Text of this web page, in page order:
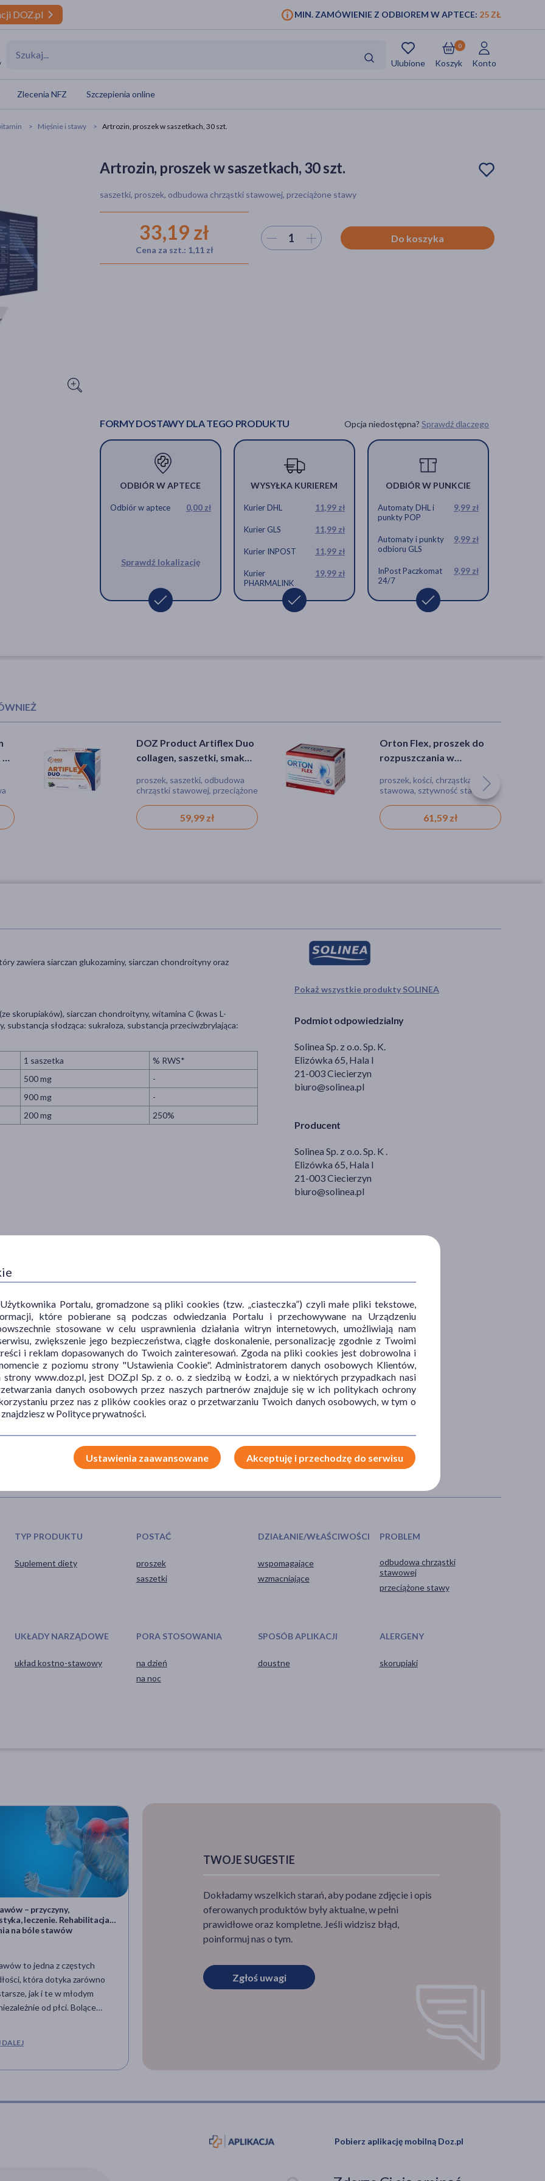
DOZ.pl MIN. ZAMÓWIENIE Z ODBIOREM W APTECE: 25 ZŁ
Ulubione Koszyk
0
Konto
Zlecenia NFZ Szczepienia online
Mięśnie i stawy Artrozin, proszek w saszetkach, 30 szt.
Artrozin, proszek w saszetkach, 30 szt.
saszetki, proszek, odbudowa chrząstki stawowej, przeciążone stawy
33,19 zł
Cena za szt.: 1,11 zł
Wybierz ilość Do koszyka
FORMY DOSTAWY DLA TEGO PRODUKTU Opcja niedostępna? Sprawdź dlaczego
ODBIÓR W APTECE
Odbiór w aptece 0,00 zł
Sprawdź lokalizację
WYSYŁKA KURIEREM
Kurier DHL 11,99 zł
Kurier GLS 11,99 zł
Kurier INPOST 11,99 zł
Kurier
PHARMALINK
19,99 zł
ODBIÓR W PUNKCIE
Automaty DHL i
punkty POP
9,99 zł
Automaty i punkty
odbioru GLS
9,99 zł
InPost Paczkomat
24/7
9,99 zł
DOZ Product Artiflex Duo
collagen, saszetki, smak
proszek, saszetki, odbudowa
chrząstki stawowej, przeciążone
59,99 zł
Orton Flex, proszek do
rozpuszczania w
proszek, kości, chrząstka, maź
stawowa, sztywność stawów
61,59 zł
Proflexin, proszek, 30
saszetek
proszek, chrząstki, kości, mięśnie
78,59 zł
Flexolia, kapsułki, 30 szt.
kapsułki
30,99 zł
Pokaż wszystkie produkty SOLINEA
Podmiot odpowiedzialny
Solinea Sp. z o.o. Sp. K.
Elizówka 65, Hala I
21-003 Ciecierzyn
biuro@solinea.pl
Producent
Solinea Sp. z o.o. Sp. K .
Elizówka 65, Hala I
21-003 Ciecierzyn
biuro@solinea.pl
zawiera siarczan glukozaminy, siarczan chondroityny oraz
skorupiaków), siarczan chondroityny, witamina C (kwas L-
słodząca: sukraloza, substancja przeciwzbrylająca:
1 saszetka
% RWS*
500 mg
-
900 mg
-
200 mg 250%
Zawartość saszetki rozpuścić w 0,5-1 szklanki wody. Mieszać
przygotowaniu.
skonsultować się z lekarzem. Nie stosować w przypadku
przekraczać zalecanej porcji do spożycia w ciągu
preparatu zawiera 5 g sacharozy, co stanowi 0,5 jednostek
przeciwcukrzycowe przed użyciem powinny skonsultować się
preparatu powinny skonsultować się z lekarzem.
substytut (zamiennik) zróżnicowanej diety. Zalecany jest
w temperaturze nie przekraczającej 25°C.
TYP PRODUKTU
Suplement diety
POSTAĆ
proszek
saszetki
DZIAŁANIE/WŁAŚCIWOŚCI
wspomagające
wzmacniające
PROBLEM
odbudowa chrząstki
stawowej
przeciążone stawy
UKŁADY NARZĄDOWE
układ kostno-stawowy
PORA STOSOWANIA
na dzień
na noc
SPOSÓB APLIKACJI
doustne
ALERGENY
skorupiaki
– przyczyny,
leczenie. Rehabilitacja i
na bóle stawów
to jedna z częstych
która dotyka zarówno
jak i te w młodym
od płci. Bolące
jakiejś choroby, mogą
i tych, prowadzących
Chrząstka stawowa – jakie pełni
funkcje? Uszkodzenie i regeneracja
chrząstki stawowej
Chrząstka stawowa (łac. cartilago
articularis) to twarda, lecz elastyczna
TWOJE SUGESTIE
Dokładamy wszelkich starań, aby podane zdjęcie i opis
oferowanych produktów były aktualne, w pełni
prawidłowe oraz kompletne. Jeśli widzisz błąd,
poinformuj nas o tym.
Zgłoś uwagi
Pobierz aplikację mobilną Doz.pl
Portalu, gromadzone są pliki cookies (tzw. „ciasteczka”) czyli małe pliki tekstowe,
które pobierane są podczas odwiedzania Portalu i przechowywane na Urządzeniu
stosowane w celu usprawnienia działania witryn internetowych, umożliwiają nam
zwiększenie jego bezpieczeństwa, ciągłe doskonalenie, personalizację zgodnie z Twoimi
i reklam dopasowanych do Twoich zainteresowań. Zgoda na pliki cookies jest dobrowolna i
z poziomu strony "Ustawienia Cookie". Administratorem danych osobowych Klientów,
www.doz.pl, jest DOZ.pl Sp. z o. o. z siedzibą w Łodzi, a w niektórych przypadkach nasi
danych osobowych przez naszych partnerów znajduje się w ich politykach ochrony
przez nas z plików cookies oraz o przetwarzaniu Twoich danych osobowych, w tym o
w Polityce prywatności.
Ustawienia zaawansowane Akceptuję i przechodzę do serwisu